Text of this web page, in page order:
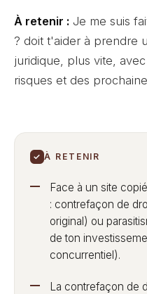
À retenir : Je me suis
? doit t'aider à prendre
juridique, plus vite,
risques et des
✓ À RETENIR
Face à un site
: contrefaçon de
original) ou
de ton
concurrentiel).
La contrefaçon de